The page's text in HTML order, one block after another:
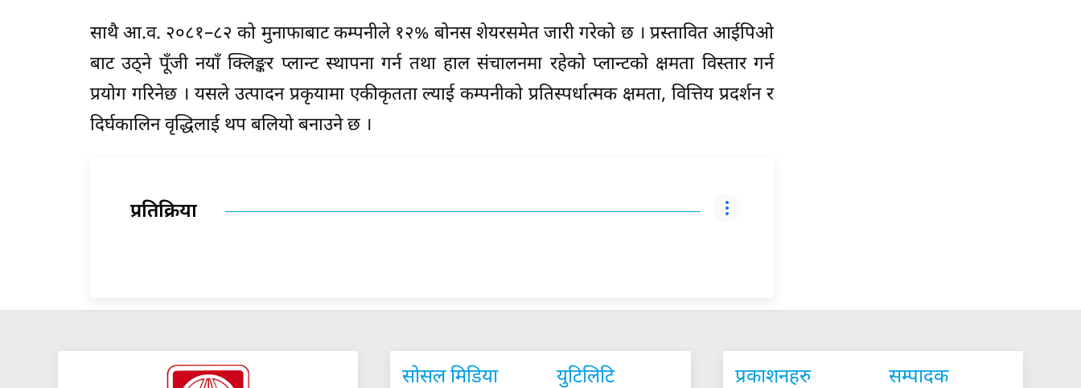
साथै आ.व. २०८१–८२ को मुनाफाबाट कम्पनीले १२% बोनस शेयरसमेत जारी गरेको छ । प्रस्तावित आईपिओ
बाट उठ्ने पूँजी नयाँ क्लिङ्कर प्लान्ट स्थापना गर्न तथा हाल संचालनमा रहेको प्लान्टको क्षमता विस्तार गर्न
प्रयोग गरिनेछ । यसले उत्पादन प्रकृयामा एकीकृतता ल्याई कम्पनीको प्रतिस्पर्धात्मक क्षमता, वित्तिय प्रदर्शन र
दिर्घकालिन वृद्धिलाई थप बलियो बनाउने छ ।
प्रतिक्रिया
सोसल मिडिया युटिलिटि प्रकाशनहरु सम्पादक